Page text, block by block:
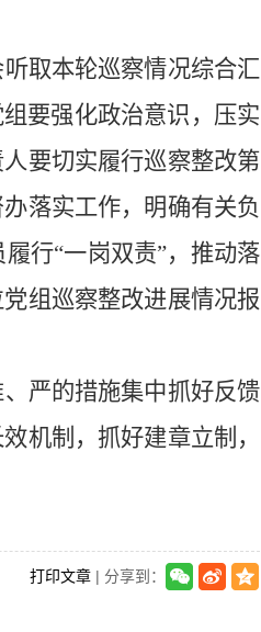
取本轮巡察情况综合汇
要强化政治意识，压实
要切实履行巡察整改第
落实工作，明确有关负
行“一岗双责”，推动落
组巡察整改进展情况报
严的措施集中抓好反馈
机制，抓好建章立制，
打印文章 | 分享到：